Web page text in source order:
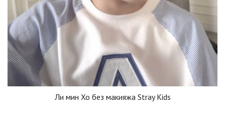
Ли мин Хо без макияжа Stray Kids